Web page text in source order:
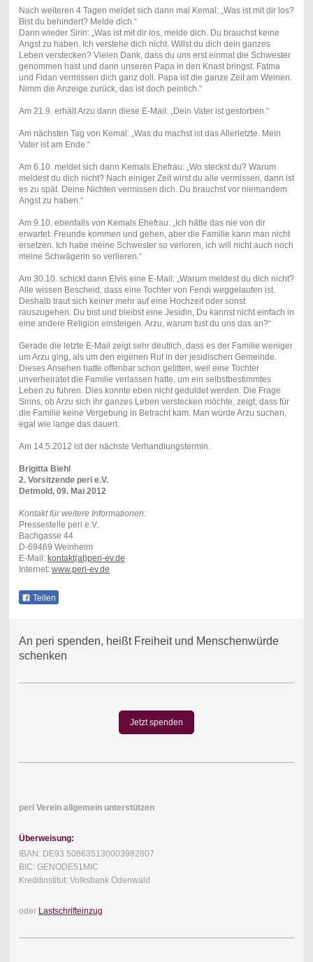
Nach weiteren 4 Tagen meldet sich dann mal Kemal: „Was ist mit dir los?
Bist du behindert? Melde dich.“
Dann wieder Sirin: „Was ist mit dir los, melde dich. Du brauchst keine
Angst zu haben. Ich verstehe dich nicht. Willst du dich dein ganzes
Leben verstecken? Vielen Dank, dass du uns erst einmal die Schwester
genommen hast und dann unseren Papa in den Knast bringst. Fatma
und Fidan vermissen dich ganz doll. Papa ist die ganze Zeit am Weinen.
Nimm die Anzeige zurück, das ist doch peinlich.“
Am 21.9. erhält Arzu dann diese E-Mail: „Dein Vater ist gestorben.“
Am nächsten Tag von Kemal: „Was du machst ist das Allerletzte. Mein
Vater ist am Ende.“
Am 6.10. meldet sich dann Kemals Ehefrau: „Wo steckst du? Warum
meldest du dich nicht? Nach einiger Zeit wirst du alle vermissen, dann ist
es zu spät. Deine Nichten vermissen dich. Du brauchst vor niemandem
Angst zu haben.“
Am 9.10. ebenfalls von Kemals Ehefrau: „Ich hätte das nie von dir
erwartet. Freunde kommen und gehen, aber die Familie kann man nicht
ersetzen. Ich habe meine Schwester so verloren, ich will nicht auch noch
meine Schwägerin so verlieren.“
Am 30.10. schickt dann Elvis eine E-Mail: „Warum meldest du dich nicht?
Alle wissen Bescheid, dass eine Tochter von Fendi weggelaufen ist.
Deshalb traut sich keiner mehr auf eine Hochzeit oder sonst
rauszugehen. Du bist und bleibst eine Jesidin, Du kannst nicht einfach in
eine andere Religion einsteigen. Arzu, warum tust du uns das an?“
Gerade die letzte E-Mail zeigt sehr deutlich, dass es der Familie weniger
um Arzu ging, als um den eigenen Ruf in der jesidischen Gemeinde.
Dieses Ansehen hatte offenbar schon gelitten, weil eine Tochter
unverheiratet die Familie verlassen hatte, um ein selbstbestimmtes
Leben zu führen. Dies konnte eben nicht geduldet werden. Die Frage
Sirins, ob Arzu sich ihr ganzes Leben verstecken möchte, zeigt, dass für
die Familie keine Vergebung in Betracht kam. Man würde Arzu suchen,
egal wie lange das dauert.
Am 14.5.2012 ist der nächste Verhandlungstermin.
Brigitta Biehl
2. Vorsitzende peri e.V.
Detmold, 09. Mai 2012
Kontakt für weitere Informationen:
Pressestelle peri e.V.
Bachgasse 44
D-69469 Weinheim
E-Mail: kontakt(at)peri-ev.de
Internet: www.peri-ev.de
Teilen
An peri spenden, heißt Freiheit und Menschenwürde
schenken
Jetzt spenden
peri Verein allgemein unterstützen
Überweisung:
IBAN: DE93 508635130003982807
BIC: GENODE51MIC
Kreditinstitut: Volksbank Odenwald
oder Lastschrifteinzug